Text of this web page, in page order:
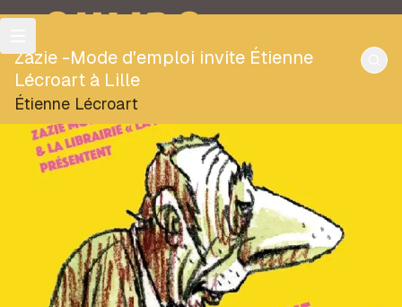
OULIPO
Zazie -Mode d'emploi invite Étienne
Lécroart à Lille
Étienne Lécroart